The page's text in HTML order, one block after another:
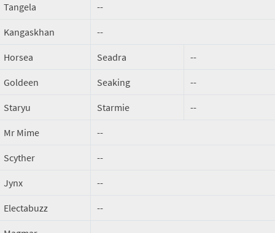
Tangela --
Kangaskhan --
Horsea Seadra --
Goldeen Seaking --
Staryu Starmie --
Mr Mime --
Scyther --
Jynx --
Electabuzz --